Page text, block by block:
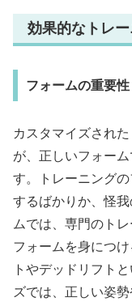
効果的なトレ
フォームの重要性
カスタマイズされ
が、正しいフォー
す。トレーニング
するばかりか、怪
ムでは、専門のト
フォームを身につ
トやデッドリフト
ズでは、正しい姿